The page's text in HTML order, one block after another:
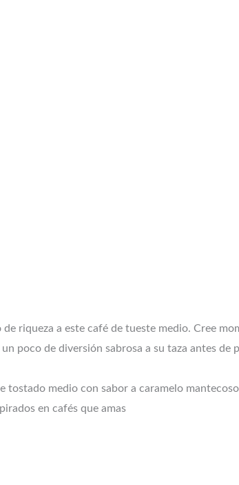
riqueza a este café de tueste medio. Cree
poco de diversión sabrosa a su taza antes
tostado medio con sabor a caramelo
en cafés que amas